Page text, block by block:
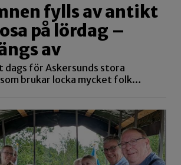
fylls av antikt
på lördag –
av
dags för Askersunds stora
brukar locka mycket folk…